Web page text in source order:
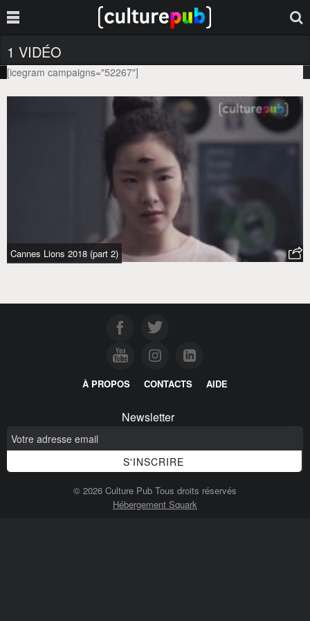
1 VIDÉO
Tag :VEXATION
[icegram campaigns="52267"]
Cannes Lions 2018 (part 2)
À PROPOS CONTACTS AIDE
Newsletter
© 2026 Culture Pub Tous droits réservés
Hébergement Squark